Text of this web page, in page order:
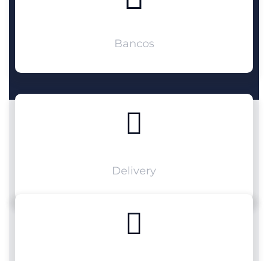
Bancos
Delivery